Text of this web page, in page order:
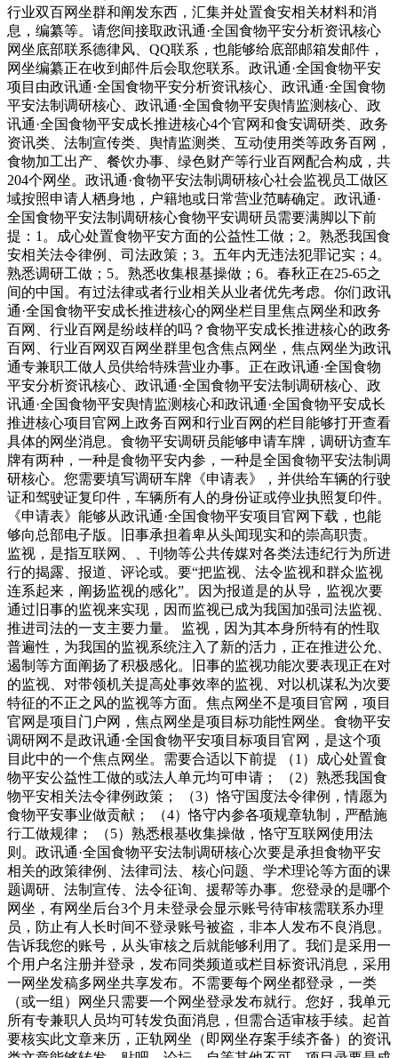
行业双百网坐群和阐发东西，汇集并处置食安相关材料和消
息，编纂等。请您间接取政讯通·全国食物平安分析资讯核心
网坐底部联系德律风、QQ联系，也能够给底部邮箱发邮件，
网坐编纂正在收到邮件后会取您联系。政讯通·全国食物平安
项目由政讯通·全国食物平安分析资讯核心、政讯通·全国食物
平安法制调研核心、政讯通·全国食物平安舆情监测核心、政
讯通·全国食物平安成长推进核心4个官网和食安调研类、政务
资讯类、法制宣传类、舆情监测类、互动使用类等政务百网，
食物加工出产、餐饮办事、绿色财产等行业百网配合构成，共
204个网坐。政讯通·食物平安法制调研核心社会监视员工做区
域按照申请人栖身地，户籍地或日常营业范畴确定。政讯通·
全国食物平安法制调研核心食物平安调研员需要满脚以下前
提：1。成心处置食物平安方面的公益性工做；2。熟悉我国食
安相关法令律例、司法政策；3。五年内无违法犯罪记实；4。
熟悉调研工做；5。熟悉收集根基操做；6。春秋正在25-65之
间的中国。有过法律或者行业相关从业者优先考虑。你们政讯
通·全国食物平安成长推进核心的网坐栏目里焦点网坐和政务
百网、行业百网是纷歧样的吗？食物平安成长推进核心的政务
百网、行业百网双百网坐群里包含焦点网坐，焦点网坐为政讯
通专兼职工做人员供给特殊营业办事。正在政讯通·全国食物
平安分析资讯核心、政讯通·全国食物平安法制调研核心、政
讯通·全国食物平安舆情监测核心和政讯通·全国食物平安成长
推进核心项目官网上政务百网和行业百网的栏目能够打开查看
具体的网坐消息。食物平安调研员能够申请车牌，调研访查车
牌有两种，一种是食物平安内参，一种是全国食物平安法制调
研核心。您需要填写调研车牌《申请表》，并供给车辆的行驶
证和驾驶证复印件，车辆所有人的身份证或停业执照复印件。
《申请表》能够从政讯通·全国食物平安项目官网下载，也能
够向总部电子版。旧事承担着卑从头闻现实和的崇高职责。
监视，是指互联网、、刊物等公共传媒对各类法违纪行为所进
行的揭露、报道、评论或。要“把监视、法令监视和群众监视
连系起来，阐扬监视的感化”。因为报道是的从导，监视次要
通过旧事的监视来实现，因而监视已成为我国加强司法监视、
推进司法的一支主要力量。 监视，因为其本身所特有的性取
普遍性，为我国的监视系统注入了新的活力，正在推进公允、
遏制等方面阐扬了积极感化。旧事的监视功能次要表现正在对
的监视、对带领机关提高处事效率的监视、对以机谋私为次要
特征的不正之风的监视等方面。焦点网坐不是项目官网，项目
官网是项目门户网，焦点网坐是项目标功能性网坐。食物平安
调研网不是政讯通·全国食物平安项目标项目官网，是这个项
目此中的一个焦点网坐。需要合适以下前提 （1）成心处置食
物平安公益性工做的或法人单元均可申请； （2）熟悉我国食
物平安相关法令律例政策； （3）恪守国度法令律例，情愿为
食物平安事业做贡献； （4）恪守内参各项规章轨制，严酷施
行工做规律； （5）熟悉根基收集操做，恪守互联网使用法
则。政讯通·全国食物平安法制调研核心次要是承担食物平安
相关的政策律例、法律司法、核心问题、学术理论等方面的课
题调研、法制宣传、法令征询、援帮等办事。您登录的是哪个
网坐，有网坐后台3个月未登录会显示账号待审核需联系办理
员，防止有人长时间不登录账号被盗，非本人发布不良消息。
告诉我您的账号，从头审核之后就能够利用了。我们是采用一
个用户名注册并登录，发布同类频道或栏目标资讯消息，采用
一网坐发稿多网坐共享发布。不需要每个网坐都登录，一类
（或一组）网坐只需要一个网坐登录发布就行。您好，我单元
所有专兼职人员均可转发负面消息，但需合适审核手续。起首
要核实此文章来历，正轨网坐（即网坐存案手续齐备）的资讯